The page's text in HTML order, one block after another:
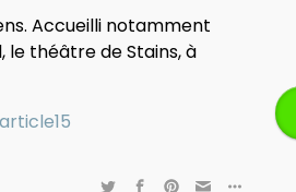
Accueilli notamment
le théâtre de Stains, à